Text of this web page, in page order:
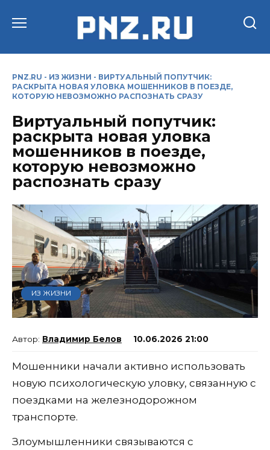
PNZ.RU - ИЗ ЖИЗНИ - ВИРТУАЛЬНЫЙ ПОПУТЧИК:
РАСКРЫТА НОВАЯ УЛОВКА МОШЕННИКОВ В ПОЕЗДЕ,
КОТОРУЮ НЕВОЗМОЖНО РАСПОЗНАТЬ СРАЗУ
Виртуальный попутчик:
раскрыта новая уловка
мошенников в поезде,
которую невозможно
распознать сразу
ИЗ ЖИЗНИ
Владимир Белов 10.06.2026 21:00
Мошенники начали активно использовать
новую психологическую уловку, связанную с
поездками на железнодорожном
транспорте.
Злоумышленники связываются с